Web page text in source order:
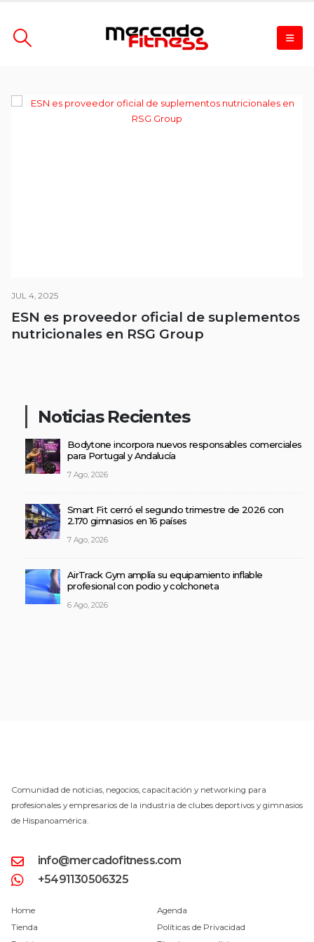
JUL 4, 2025
ESN es proveedor oficial de suplementos
nutricionales en RSG Group
Noticias Recientes
Bodytone incorpora nuevos responsables comerciales
para Portugal y Andalucía
7 Ago, 2026
Smart Fit cerró el segundo trimestre de 2026 con
2.170 gimnasios en 16 países
7 Ago, 2026
AirTrack Gym amplía su equipamiento inflable
profesional con podio y colchoneta
6 Ago, 2026
Comunidad de noticias, negocios, capacitación y networking para
profesionales y empresarios de la industria de clubes deportivos y gimnasios
de Hispanoamérica.
info@mercadofitness.com
+5491130506325
Home
Tienda
Agenda
Políticas de Privacidad